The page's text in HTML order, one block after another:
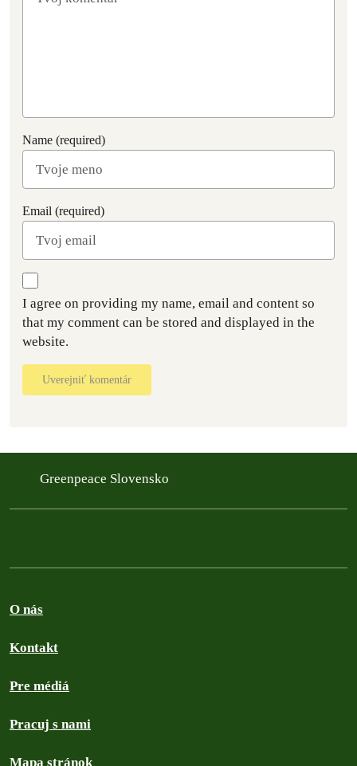
Name (required)
Email (required)
I agree on providing my name, email and content so
that my comment can be stored and displayed in the
website.
Uverejniť komentár
Greenpeace Slovensko
O nás
Kontakt
Pre médiá
Pracuj s nami
Mapa stránok